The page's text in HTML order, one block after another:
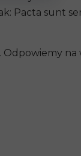
Pacta sunt
. Odpowiemy na